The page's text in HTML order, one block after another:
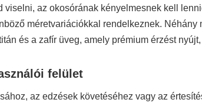
viselni, az okosórának kényelmesnek kell
méretvariációkkal rendelkeznek.
és a zafír üveg, amely prémium érzést
felület
az edzések követéséhez vagy az